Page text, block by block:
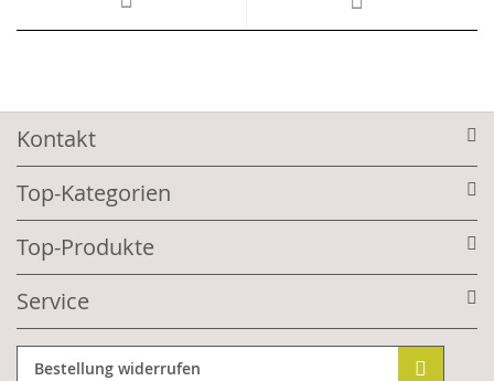
Kontakt
Top-Kategorien
Top-Produkte
Service
Bestellung widerrufen